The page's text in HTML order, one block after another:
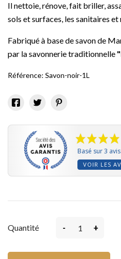
Il nettoie, rénove, fait briller,
sols et surfaces, les sanitaires
Fabriqué à base de savon de
par la savonnerie traditionnelle
Référence: Savon-noir-1L
Basé sur 3 avis
VOIR LES
Quantité - +